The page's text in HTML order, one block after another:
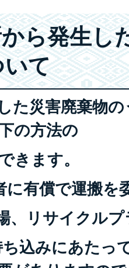
ら発生し
て
た災害廃棄物
の方法の
きます。
に有償で運搬を
、リサイクル
込みにあたっ